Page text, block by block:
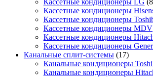
Кассетные кондиционеры LG
Кассетные кондиционеры
Кассетные кондиционеры
Кассетные кондиционеры MDV
Кассетные кондиционеры
Кассетные кондиционеры
Канальные сплит-системы (17)
Канальные кондиционеры
Канальные кондиционеры